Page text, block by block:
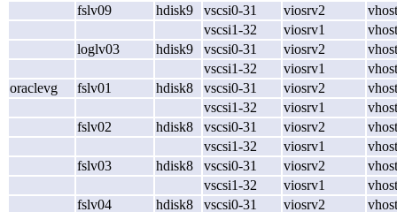
fslv09
hdisk9 vscsi0-31 viosrv2
vscsi1-32
viosrv1
loglv03
hdisk9 vscsi0-31 viosrv2
vscsi1-32
viosrv1
oraclevg
fslv01 hdisk8 vscsi0-31 viosrv2
vscsi1-32
viosrv1
fslv02
hdisk8 vscsi0-31 viosrv2
vscsi1-32
viosrv1
fslv03
hdisk8 vscsi0-31 viosrv2
vscsi1-32
viosrv1
fslv04
hdisk8 vscsi0-31 viosrv2